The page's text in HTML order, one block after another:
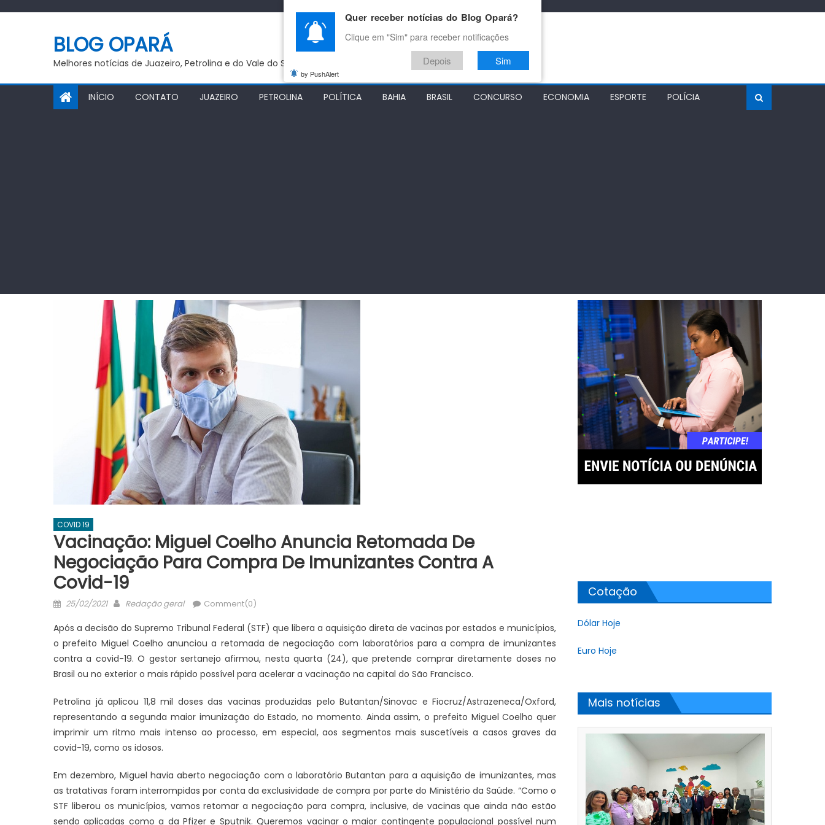
BLOG OPARÁ
Melhores notícias de Juazeiro, Petrolina e do Vale do São Francisco
INÍCIO CONTATO JUAZEIRO PETROLINA POLÍTICA BAHIA BRASIL CONCURSO ECONOMIA ESPORTE POLÍCIA
COVID 19
Vacinação: Miguel Coelho Anuncia Retomada De
Negociação Para Compra De Imunizantes Contra A
Covid-19
Posted
25/02/2021 Author
Redação geral Comment(0)
Após a decisão do Supremo Tribunal Federal (STF) que libera a aquisição direta de vacinas por estados e municípios,
o prefeito Miguel Coelho anunciou a retomada de negociação com laboratórios para a compra de imunizantes
contra a covid-19. O gestor sertanejo afirmou, nesta quarta (24), que pretende comprar diretamente doses no
Brasil ou no exterior o mais rápido possível para acelerar a vacinação na capital do São Francisco.
Petrolina já aplicou 11,8 mil doses das vacinas produzidas pelo Butantan/Sinovac e Fiocruz/Astrazeneca/Oxford,
representando a segunda maior imunização do Estado, no momento. Ainda assim, o prefeito Miguel Coelho quer
imprimir um ritmo mais intenso ao processo, em especial, aos segmentos mais suscetíveis a casos graves da
covid-19, como os idosos.
Em dezembro, Miguel havia aberto negociação com o laboratório Butantan para a aquisição de imunizantes, mas
as tratativas foram interrompidas por conta da exclusividade de compra por parte do Ministério da Saúde. “Como o
STF liberou os municípios, vamos retomar a negociação para compra, inclusive, de vacinas que ainda não estão
sendo aplicadas como a da Pfizer e Sputnik. Queremos vacinar o maior contingente populacional possível num
Cotação
Dólar Hoje
Euro Hoje
Mais notícias
Quer receber notícias do Blog Opará?
Clique em "Sim" para receber notificações
Depois Sim
by PushAlert